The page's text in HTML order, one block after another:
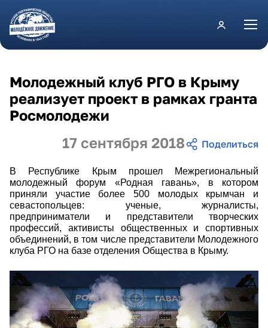
Перейти к основному содержанию
17 сентября 2018
Молодежный клуб РГО в Крыму
реализует проект в рамках гранта
Росмолодежи
В Республике Крым прошел Межрегиональный
молодежный форум «Родная гавань», в котором
приняли участие более 500 молодых крымчан и
севастопольцев: ученые, журналисты,
предприниматели и представители творческих
профессий, активисты общественных и спортивных
объединений, в том числе представители Молодежного
клуба РГО на базе отделения Общества в Крыму.
32.jpg